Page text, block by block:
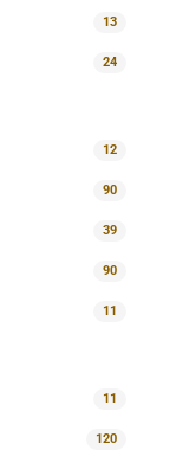
13
24
12
90
39
90
11
11
120